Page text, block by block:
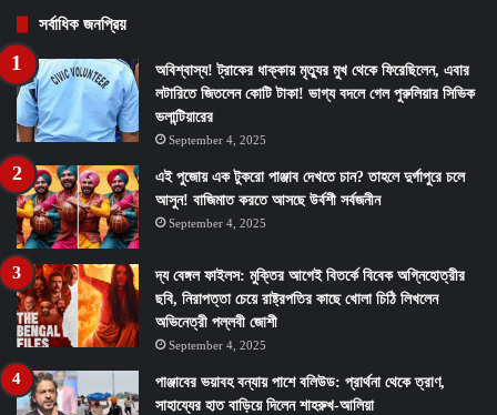
সর্বাধিক জনপ্রিয়
অবিশ্বাস্য! ট্রাকের ধাক্কায় মৃত্যুর মুখ থেকে ফিরেছিলেন, এবার
লটারিতে জিতলেন কোটি টাকা! ভাগ্য বদলে গেল পুরুলিয়ার সিভিক
ভলান্টিয়ারের
September 4, 2025
এই পুজোয় এক টুকরো পাঞ্জাব দেখতে চান? তাহলে দুর্গাপুরে চলে
আসুন! বাজিমাত করতে আসছে উর্বশী সর্বজনীন
September 4, 2025
দ্য বেঙ্গল ফাইলস: মুক্তির আগেই বিতর্কে বিবেক অগ্নিহোত্রীর
ছবি, নিরাপত্তা চেয়ে রাষ্ট্রপতির কাছে খোলা চিঠি লিখলেন
অভিনেত্রী পল্লবী জোশী
September 4, 2025
পাঞ্জাবের ভয়াবহ বন্যায় পাশে বলিউড: প্রার্থনা থেকে ত্রাণ,
সাহায্যের হাত বাড়িয়ে দিলেন শাহরুখ-আলিয়া